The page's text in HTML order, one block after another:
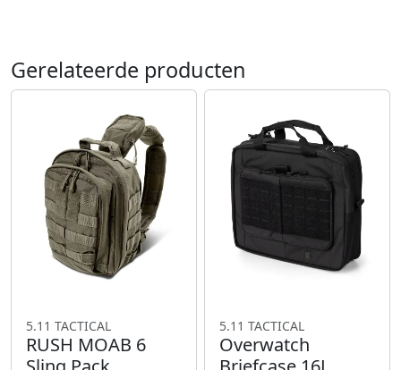
Gerelateerde producten
5.11 TACTICAL
RUSH MOAB 6
5.11 TACTICAL
Overwatch